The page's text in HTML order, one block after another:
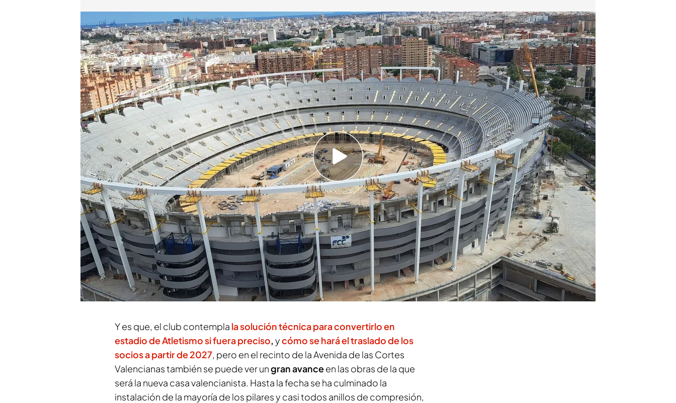
El Nou Mestalla desde las alturas .ElDesmarque
David Torres
13 MAY 2026 - 19:16h.
Tendrá conectividad ultrarrápida gracias a una red Wi-Fi 7 de alto
rendimiento
Así son los nidos de pájaro del Nou Mestalla: el siguiente paso hacia la
cubierta final
Compartir
El Nou Mestalla avanza a pasos agigantados. Este miércoles, además del
estirado de cables para la nueva cubierta, en las obras se han podido ver
las primeras pruebas de cabinas para analistas, no para medios de
comunicación, que serán similares a las del Metropolitano. Al tiempo,
sobre el espacio que será el terreno de juego, se observa con claridad ya
los cables que sostendrán la cubierta tras ser izados y tensadosdesde los
nidos de pájaro.
Y es que, el club contempla la solución técnica para convertirlo en
estadio de Atletismo si fuera preciso,ycómo se hará el traslado de los
socios a partir de 2027, pero en el recinto de la Avenida de las Cortes
Valencianas también se puede ver ungran avanceen las obras de la que
será la nueva casa valencianista. Hasta la fecha se ha culminado la
instalación de la mayoría de los pilares y casi todos anillos de compresión,